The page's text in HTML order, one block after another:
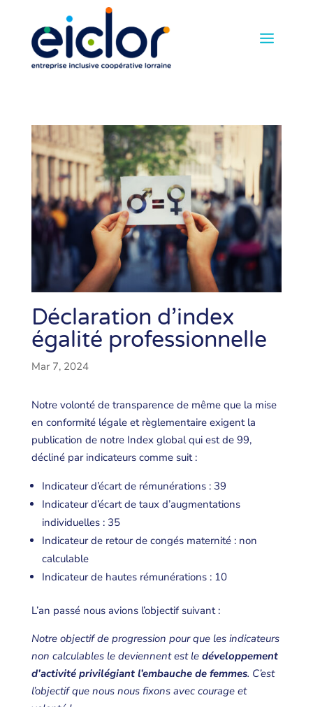
Déclaration d’index
égalité professionnelle
Mar 7, 2024
Notre volonté de transparence de même que la mise
en conformité légale et règlementaire exigent la
publication de notre Index global qui est de 99,
décliné par indicateurs comme suit :
Indicateur d’écart de rémunérations : 39
Indicateur d’écart de taux d’augmentations
individuelles : 35
Indicateur de retour de congés maternité : non
calculable
Indicateur de hautes rémunérations : 10
L’an passé nous avions l’objectif suivant :
Notre objectif de progression pour que les indicateurs
non calculables le deviennent est le développement
d’activité privilégiant l’embauche de femmes. C’est
l’objectif que nous nous fixons avec courage et